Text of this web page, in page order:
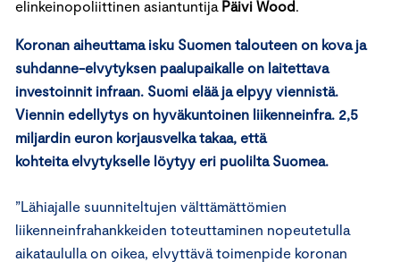
elinkeinopoliittinen asiantuntija Päivi Wood.
Koronan aiheuttama isku Suomen talouteen on kova ja
suhdanne-elvytyksen paalupaikalle on laitettava
investoinnit infraan. Suomi elää ja elpyy viennistä.
Viennin edellytys on hyväkuntoinen liikenneinfra. 2,5
miljardin euron korjausvelka takaa, että
kohteita elvytykselle löytyy eri puolilta Suomea.
”Lähiajalle suunniteltujen välttämättömien
liikenneinfrahankkeiden toteuttaminen nopeutetulla
aikataululla on oikea, elvyttävä toimenpide koronan